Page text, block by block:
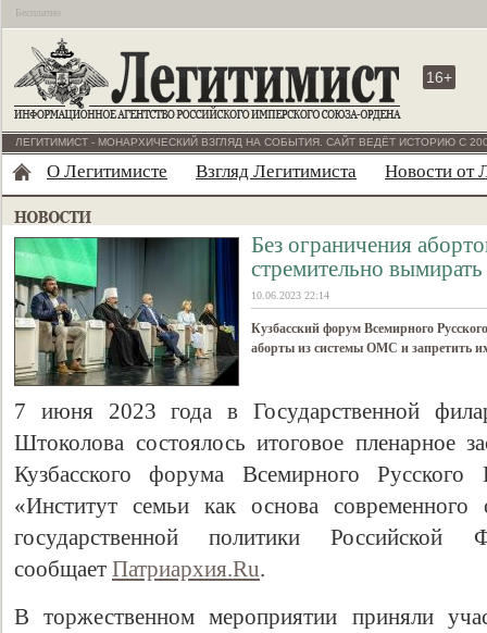
Бесплатно
16+
ЛЕГИТИМИСТ - МОНАРХИЧЕСКИЙ ВЗГЛЯД НА СОБЫТИЯ. САЙТ ВЕДЁТ ИСТОРИЮ С
О Легитимисте Взгляд Легитимиста Новости от
Без ограничения
стремительно вымирать
10.06.2023 22:14
Кузбасский форум Всемирного
аборты из системы ОМС и запретить
7 июня 2023 года в Государственной
Штоколова состоялось итоговое пленарное
Кузбасского форума Всемирного
«Институт семьи как основа
государственной политики
сообщает Патриархия.Ru.
В торжественном мероприятии приняли